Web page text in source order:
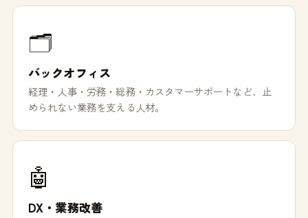
🗂️
バックオフィス
経理・人事・労務・総務・カスタマーサポートなど、止
められない業務を支える人材。
🤖
DX・業務改善